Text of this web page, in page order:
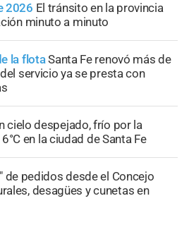
2026 El tránsito en la provincia
minuto a minuto
la flotaSanta Fe renovó más de
servicio ya se presta con
cielo despejado, frío por la
en la ciudad de Santa Fe
de pedidos desde el Concejo
desagües y cunetas en